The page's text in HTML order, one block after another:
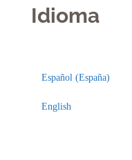
Idioma
Español (España)
English
Licencia